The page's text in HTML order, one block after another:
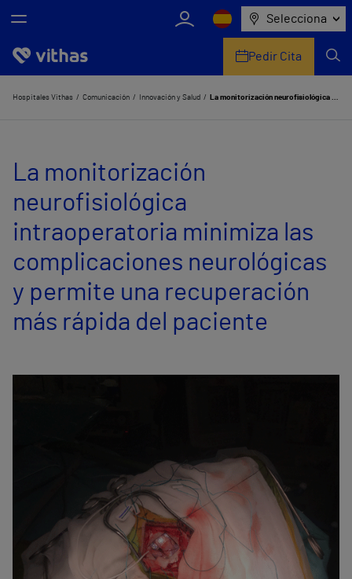
Selecciona
Nosotros
Servicios de salud
Equipo médico y asistencial
Información útil
Pedir Cita
Hospitales Vithas Comunicación Innovación y Salud La monitorización neurofisiológica intraoperatoria minimiza las complicaciones neurológicas y permite una recuperación más rápida del paciente
La monitorización
neurofisiológica
intraoperatoria minimiza las
complicaciones neurológicas
y permite una recuperación
más rápida del paciente